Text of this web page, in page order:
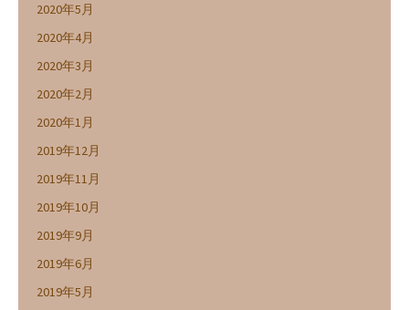
2020年5月
2020年4月
2020年3月
2020年2月
2020年1月
2019年12月
2019年11月
2019年10月
2019年9月
2019年6月
2019年5月